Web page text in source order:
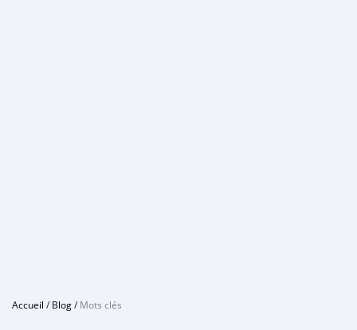
Accueil /Blog/Mots clés